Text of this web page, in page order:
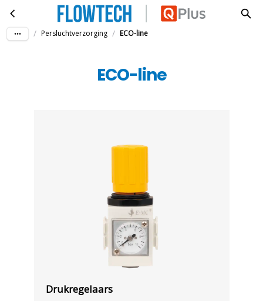
Ga naar hoofdinhoud ECO-line
/ Persluchtverzorging / ECO-line
ECO-line
Drukregelaars